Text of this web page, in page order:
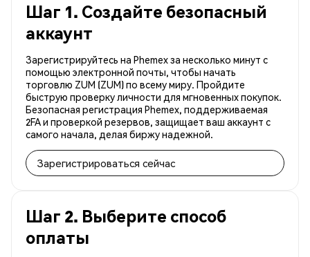
Шаг 1. Создайте безопасный
аккаунт
Зарегистрируйтесь на Phemex за несколько минут с
помощью электронной почты, чтобы начать
торговлю ZUM (ZUM) по всему миру. Пройдите
быструю проверку личности для мгновенных покупок.
Безопасная регистрация Phemex, поддерживаемая
2FA и проверкой резервов, защищает ваш аккаунт с
самого начала, делая биржу надежной.
Зарегистрироваться сейчас
Шаг 2. Выберите способ
оплаты